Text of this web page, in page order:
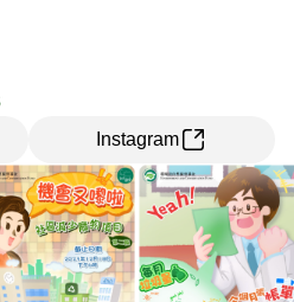
Instagram